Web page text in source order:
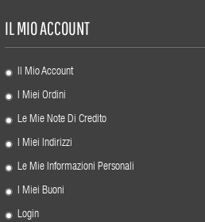
IL MIO ACCOUNT
Il Mio Account
I Miei Ordini
Le Mie Note Di Credito
I Miei Indirizzi
Le Mie Informazioni Personali
I Miei Buoni
Login